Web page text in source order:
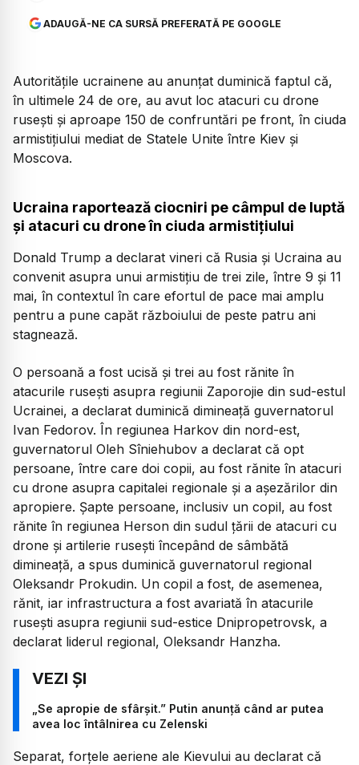
ADAUGĂ-NE CA SURSĂ PREFERATĂ PE GOOGLE
Autoritățile ucrainene au anunțat duminică faptul că,
în ultimele 24 de ore, au avut loc atacuri cu drone
rusești și aproape 150 de confruntări pe front, în ciuda
armistițiului mediat de Statele Unite între Kiev și
Moscova.
Ucraina raportează ciocniri pe câmpul de luptă
și atacuri cu drone în ciuda armistițiului
Donald Trump a declarat vineri că Rusia și Ucraina au
convenit asupra unui armistițiu de trei zile, între 9 și 11
mai, în contextul în care efortul de pace mai amplu
pentru a pune capăt războiului de peste patru ani
stagnează.
O persoană a fost ucisă și trei au fost rănite în
atacurile rusești asupra regiunii Zaporojie din sud-estul
Ucrainei, a declarat duminică dimineață guvernatorul
Ivan Fedorov. În regiunea Harkov din nord-est,
guvernatorul Oleh Sîniehubov a declarat că opt
persoane, între care doi copii, au fost rănite în atacuri
cu drone asupra capitalei regionale și a așezărilor din
apropiere. Șapte persoane, inclusiv un copil, au fost
rănite în regiunea Herson din sudul țării de atacuri cu
drone și artilerie rusești începând de sâmbătă
dimineață, a spus duminică guvernatorul regional
Oleksandr Prokudin. Un copil a fost, de asemenea,
rănit, iar infrastructura a fost avariată în atacurile
rusești asupra regiunii sud-estice Dnipropetrovsk, a
declarat liderul regional, Oleksandr Hanzha.
„Se apropie de sfârșit.” Putin anunță când ar putea
avea loc întâlnirea cu Zelenski
Separat, forțele aeriene ale Kievului au declarat că